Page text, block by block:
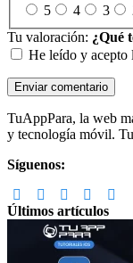
5 4 3
Tu valoración: ¿Qué
He leído y acepto
Footer
TuAppPara, la web
y tecnología móvil.
Síguenos:
Últimos artículos